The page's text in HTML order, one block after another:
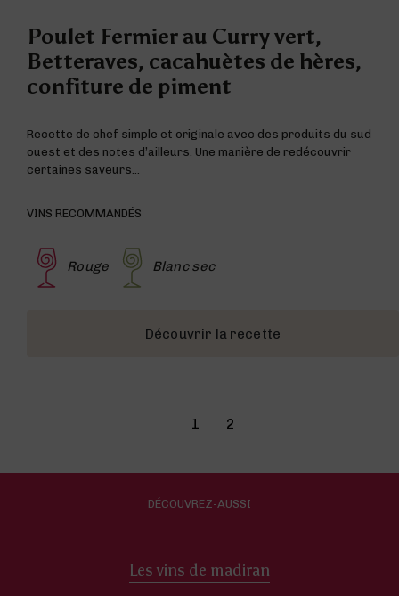
Poulet Fermier au Curry vert,
Betteraves, cacahuètes de hères,
confiture de piment
Recette de chef simple et originale avec des produits du sud-
ouest et des notes d’ailleurs. Une manière de redécouvrir
certaines saveurs…
VINS RECOMMANDÉS
Rouge Blanc sec
Découvrir la recette
1 2
DÉCOUVREZ-AUSSI
Les vins de madiran